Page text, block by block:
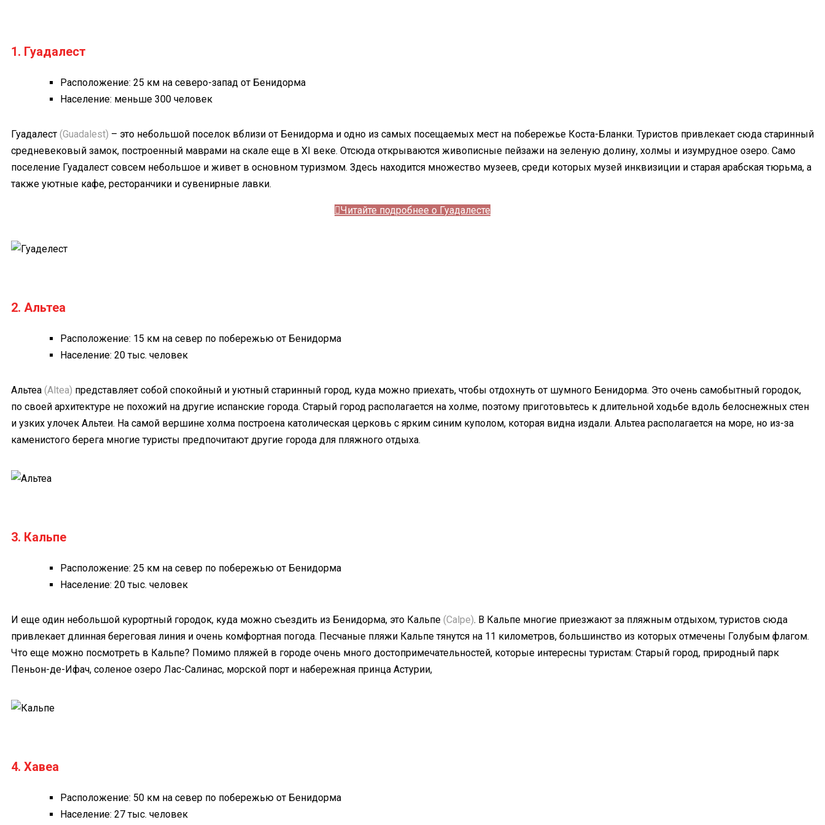
1. Гуадалест
Расположение: 25 км на северо-запад от Бенидорма
Население: меньше 300 человек
Гуадалест (Guadalest) – это небольшой поселок вблизи от Бенидорма и одно из самых посещаемых мест на побережье Коста-Бланки. Туристов привлекает сюда старинный
средневековый замок, построенный маврами на скале еще в XI веке. Отсюда открываются живописные пейзажи на зеленую долину, холмы и изумрудное озеро. Само
поселение Гуадалест совсем небольшое и живет в основном туризмом. Здесь находится множество музеев, среди которых музей инквизиции и старая арабская тюрьма, а
также уютные кафе, ресторанчики и сувенирные лавки.
Читайте подробнее о Гуадалесте
2. Альтеа
Расположение: 15 км на север по побережью от Бенидорма
Население: 20 тыс. человек
Альтеа (Altea) представляет собой спокойный и уютный старинный город, куда можно приехать, чтобы отдохнуть от шумного Бенидорма. Это очень самобытный городок,
по своей архитектуре не похожий на другие испанские города. Старый город располагается на холме, поэтому приготовьтесь к длительной ходьбе вдоль белоснежных стен
и узких улочек Альтеи. На самой вершине холма построена католическая церковь с ярким синим куполом, которая видна издали. Альтеа располагается на море, но из-за
каменистого берега многие туристы предпочитают другие города для пляжного отдыха.
3. Кальпе
Расположение: 25 км на север по побережью от Бенидорма
Население: 20 тыс. человек
И еще один небольшой курортный городок, куда можно съездить из Бенидорма, это Кальпе (Calpe). В Кальпе многие приезжают за пляжным отдыхом, туристов сюда
привлекает длинная береговая линия и очень комфортная погода. Песчаные пляжи Кальпе тянутся на 11 километров, большинство из которых отмечены Голубым флагом.
Что еще можно посмотреть в Кальпе? Помимо пляжей в городе очень много достопримечательностей, которые интересны туристам: Старый город, природный парк
Пеньон-де-Ифач, соленое озеро Лас-Салинас, морской порт и набережная принца Астурии,
4. Хавеа
Расположение: 50 км на север по побережью от Бенидорма
Население: 27 тыс. человек